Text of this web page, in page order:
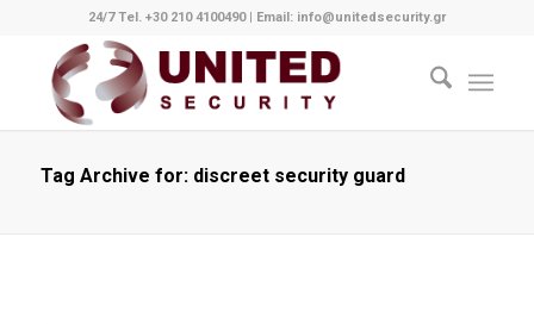
24/7 Tel. +30 210 4100490 | Email: info@unitedsecurity.gr
Tag Archive for: discreet security guard